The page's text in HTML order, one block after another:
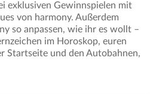
exklusiven Gewinnspielen mit
von harmony. Außerdem
so anpassen, wie ihr es wollt –
im Horoskop, euren
Startseite und den Autobahnen,